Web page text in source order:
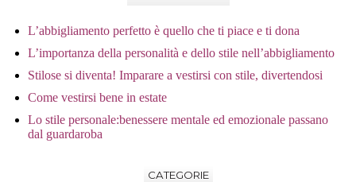
L’abbigliamento perfetto è quello che ti piace e ti dona
L’importanza della personalità e dello stile nell’abbigliamento
Stilose si diventa! Imparare a vestirsi con stile, divertendosi
Come vestirsi bene in estate
Lo stile personale:benessere mentale ed emozionale passano
dal guardaroba
CATEGORIE